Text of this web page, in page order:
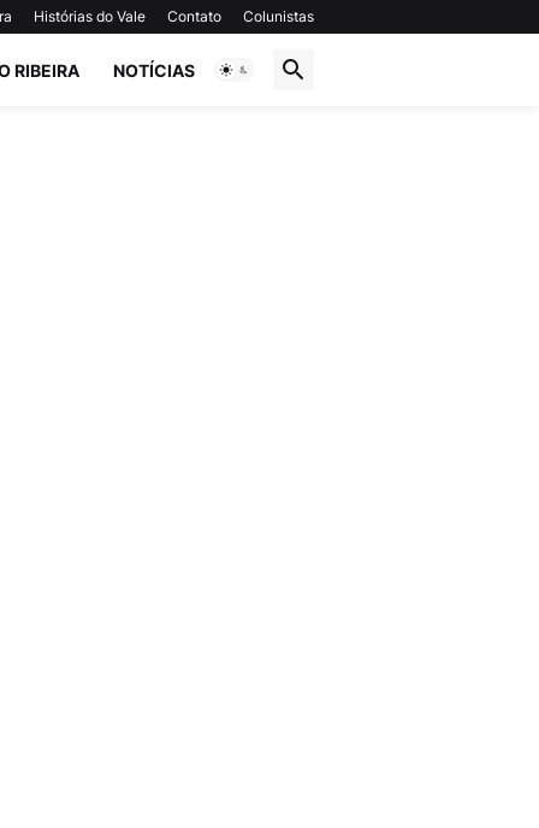
Histórias do Vale Contato Colunistas
RIBEIRA NOTÍCIAS